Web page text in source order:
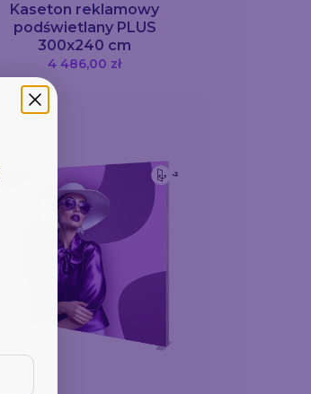
Kaseton reklamowy
podświetlany PLUS
300x240 cm
4 486,00 zł